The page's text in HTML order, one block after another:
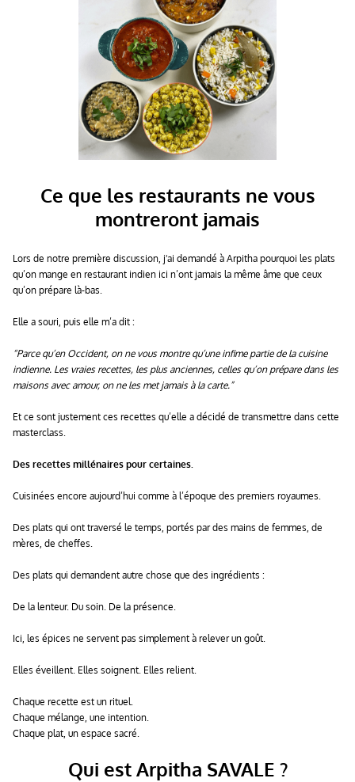
Ce que les restaurants ne vous
montreront jamais
Lors de notre première discussion, j'ai demandé à Arpitha pourquoi les plats
qu’on mange en restaurant indien ici n’ont jamais la même âme que ceux
qu’on prépare là-bas.
Elle a souri, puis elle m’a dit :
“Parce qu’en Occident, on ne vous montre qu’une infime partie de la cuisine
indienne. Les vraies recettes, les plus anciennes, celles qu’on prépare dans les
maisons avec amour, on ne les met jamais à la carte.”
Et ce sont justement ces recettes qu’elle a décidé de transmettre dans cette
masterclass.
Des recettes millénaires pour certaines.
Cuisinées encore aujourd’hui comme à l’époque des premiers royaumes.
Des plats qui ont traversé le temps, portés par des mains de femmes, de
mères, de cheffes.
Des plats qui demandent autre chose que des ingrédients :
De la lenteur. Du soin. De la présence.
Ici, les épices ne servent pas simplement à relever un goût.
Elles éveillent. Elles soignent. Elles relient.
Chaque recette est un rituel.
Chaque mélange, une intention.
Chaque plat, un espace sacré.
Qui est Arpitha SAVALE ?